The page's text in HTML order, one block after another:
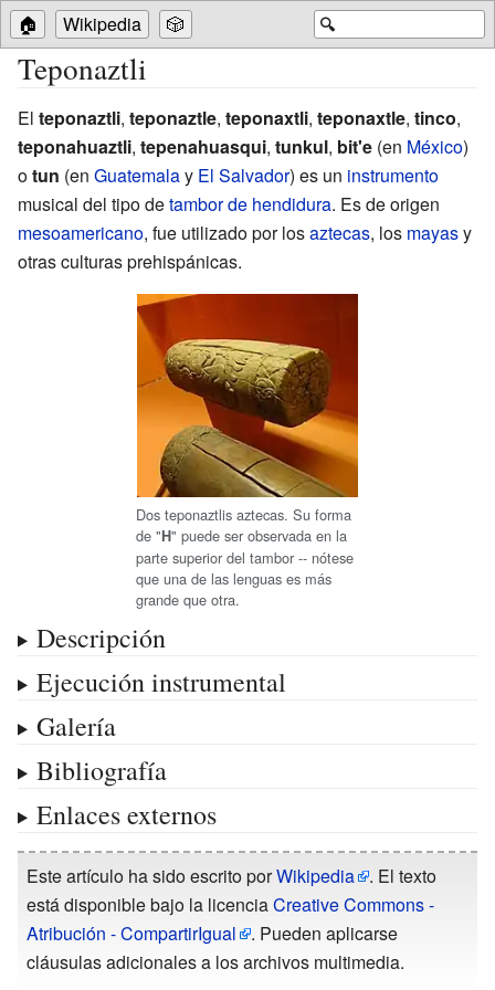
🔍
🏠 Wikipedia 🎲
Teponaztli
El teponaztli, teponaztle, teponaxtli, teponaxtle, tinco,
teponahuaztli, tepenahuasqui, tunkul, bit'e (en México)
otun (en Guatemalay El Salvador) es un instrumento
musical del tipo detambor de hendidura. Es de origen
mesoamericano, fue utilizado por losaztecas, los mayasy
otras culturas prehispánicas.
Dos teponaztlis aztecas. Su forma
de "H" puede ser observada en la
parte superior del tambor -- nótese
que una de las lenguas es más
grande que otra.
Descripción
Ejecución instrumental
Galería
Bibliografía
Enlaces externos
Este artículo ha sido escrito porWikipedia
. El texto
está disponible bajo la licenciaCreative Commons -
Atribución - CompartirIgual
. Pueden aplicarse
cláusulas adicionales a los archivos multimedia.